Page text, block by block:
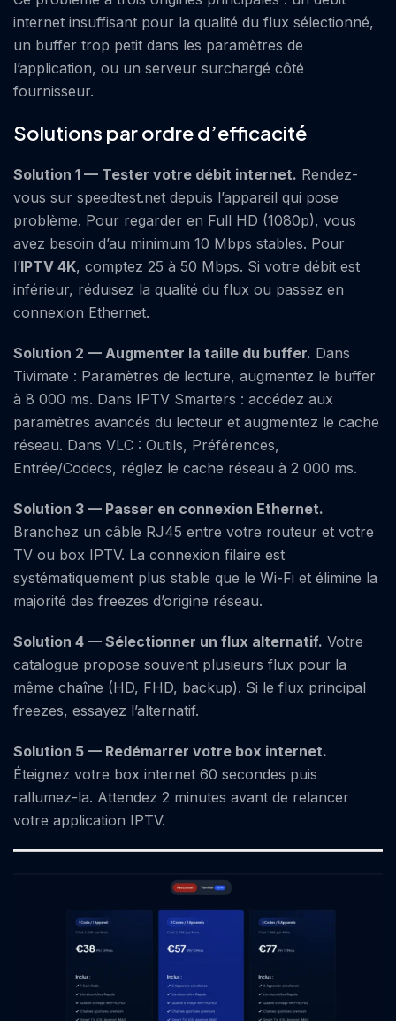
internet insuffisant pour la qualité du flux sélectionné,
un buffer trop petit dans les paramètres de
l’application, ou un serveur surchargé côté
fournisseur.
Solutions par ordre d’efficacité
Solution 1 — Tester votre débit internet. Rendez-
vous sur speedtest.net depuis l’appareil qui pose
problème. Pour regarder en Full HD (1080p), vous
avez besoin d’au minimum 10 Mbps stables. Pour
l’IPTV 4K, comptez 25 à 50 Mbps. Si votre débit est
inférieur, réduisez la qualité du flux ou passez en
connexion Ethernet.
Solution 2 — Augmenter la taille du buffer. Dans
Tivimate : Paramètres de lecture, augmentez le buffer
à 8 000 ms. Dans IPTV Smarters : accédez aux
paramètres avancés du lecteur et augmentez le cache
réseau. Dans VLC : Outils, Préférences,
Entrée/Codecs, réglez le cache réseau à 2 000 ms.
Solution 3 — Passer en connexion Ethernet.
Branchez un câble RJ45 entre votre routeur et votre
TV ou box IPTV. La connexion filaire est
systématiquement plus stable que le Wi-Fi et élimine la
majorité des freezes d’origine réseau.
Solution 4 — Sélectionner un flux alternatif. Votre
catalogue propose souvent plusieurs flux pour la
même chaîne (HD, FHD, backup). Si le flux principal
freezes, essayez l’alternatif.
Solution 5 — Redémarrer votre box internet.
Éteignez votre box internet 60 secondes puis
rallumez-la. Attendez 2 minutes avant de relancer
votre application IPTV.